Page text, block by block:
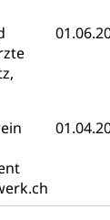
und